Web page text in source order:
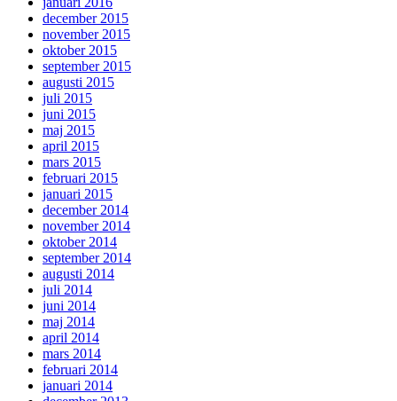
december 2015
november 2015
oktober 2015
september 2015
augusti 2015
juli 2015
juni 2015
maj 2015
april 2015
mars 2015
februari 2015
januari 2015
december 2014
november 2014
oktober 2014
september 2014
augusti 2014
juli 2014
juni 2014
maj 2014
april 2014
mars 2014
februari 2014
januari 2014